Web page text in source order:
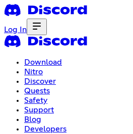
Log In
Download
Nitro
Discover
Quests
Safety
Support
Blog
Developers